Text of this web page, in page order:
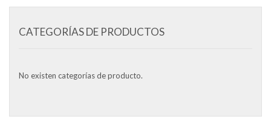
3x
cl.
3x
CATEGORÍAS DE PRODUCTOS
No existen categorías de producto.